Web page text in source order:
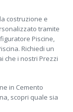
costruzione e
tramite
Piscine,
Richiedi un
che i nostri Prezzi
in Cemento
scopri quale sia